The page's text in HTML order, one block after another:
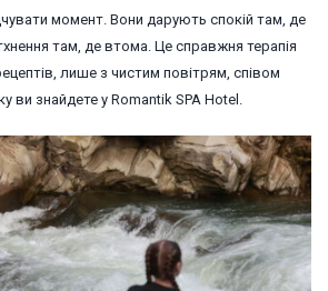
момент. Вони дарують спокій там, де
там, де втома. Це справжня терапія
лише з чистим повітрям, співом
ви знайдете у Romantik SPA Hotel.